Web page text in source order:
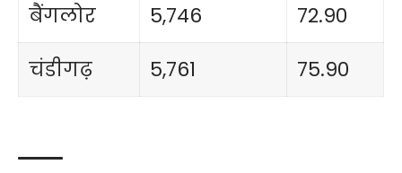
बैंगलोर
5,746
72.90
चंडीगढ़
5,761 75.90